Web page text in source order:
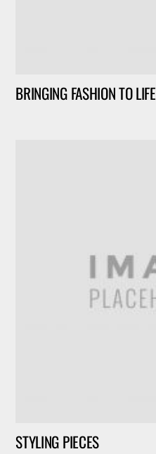
BRINGING FASHION TO LIFE
STYLING PIECES